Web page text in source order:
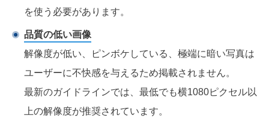
を使う必要があります。
品質の低い画像
解像度が低い、ピンボケしている、極端に暗い写真は
ユーザーに不快感を与えるため掲載されません。
最新のガイドラインでは、最低でも横1080ピクセル以
上の解像度が推奨されています。